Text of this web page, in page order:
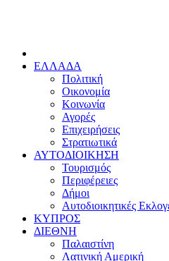
ΕΛΛΑΔΑ
Πολιτική
Οικονομία
Κοινωνία
Αγορές
Επιχειρήσεις
Στρατιωτικά
ΑΥΤΟΔΙΟΙΚΗΣΗ
Τουρισμός
Περιφέρειες
Δήμοι
Αυτοδιοικητικές
ΚΥΠΡΟΣ
ΔΙΕΘΝΗ
Παλαιστίνη
Λατινική Αμερική